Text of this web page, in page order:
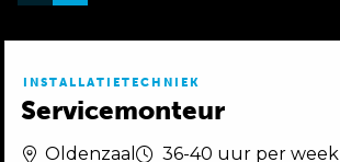
INSTALLATIETECHNIEK
Servicemonteur
Oldenzaal
36-40 uur per week